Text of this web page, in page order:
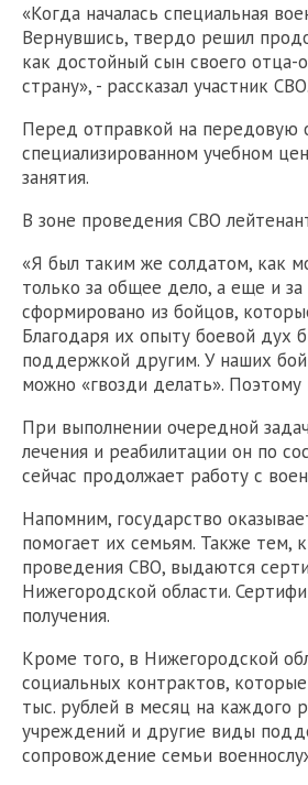
«Когда началась специальная
Вернувшись, твердо решил
как достойный сын своего
страну», - рассказал участник СВО.
Перед отправкой на передовую
специализированном учебном
занятия.
В зоне проведения СВО
«Я был таким же солдатом, как
только за общее дело, а еще и
сформировано из бойцов,
Благодаря их опыту боевой
поддержкой другим. У наших
можно «гвозди делать». Поэтому
При выполнении очередной
лечения и реабилитации он по
сейчас продолжает работу с
Напомним, государство
помогает их семьям. Также тем,
проведения СВО, выдаются
Нижегородской области.
получения.
Кроме того, в Нижегородской
социальных контрактов,
тыс. рублей в месяц на каждого
учреждений и другие виды
сопровождение семьи